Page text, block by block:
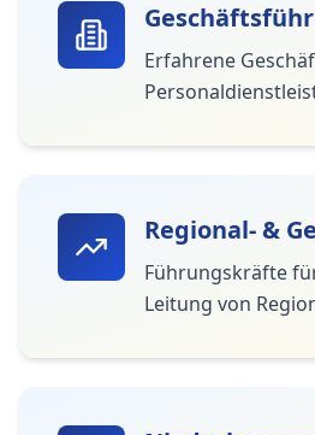
Erfahrene
Regional- &
Führungskräfte
Leitung von